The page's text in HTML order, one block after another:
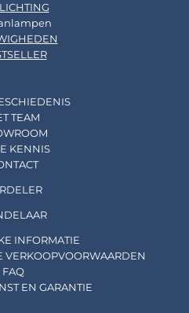
TEAM
KENNIS
INFORMATIE
VERKOOPVOORWAARDEN
FAQ
EN GARANTIE